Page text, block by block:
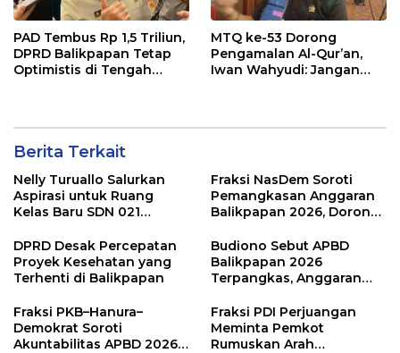
PAD Tembus Rp 1,5 Triliun,
DPRD Balikpapan Tetap
Optimistis di Tengah
MTQ ke-53 Dorong
Pengamalan Al-Qur’an,
Iwan Wahyudi: Jangan
Berita Terkait
Nelly Turuallo Salurkan
Aspirasi untuk Ruang
Kelas Baru SDN 021
Fraksi NasDem Soroti
Pemangkasan Anggaran
Balikpapan 2026, Dorong
Publik
DPRD Desak Percepatan
Proyek Kesehatan yang
Terhenti di Balikpapan
Budiono Sebut APBD
Balikpapan 2026
Terpangkas, Anggaran
Fraksi PKB–Hanura–
Demokrat Soroti
Akuntabilitas APBD 2026
Fraksi PDI Perjuangan
Meminta Pemkot
Rumuskan Arah